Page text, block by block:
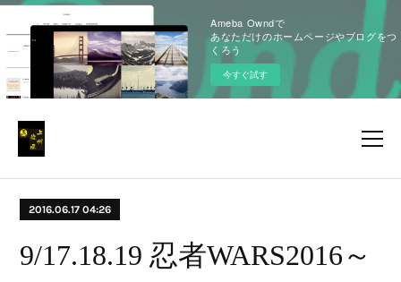
Ameba Owndで
あなただけのホームページやブログをつ
くろう
今すぐ試す
2016.06.17 04:26
9/17.18.19 忍者WARS2016～